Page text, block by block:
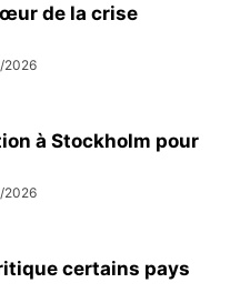
de la crise
2026
à Stockholm pour
2026
certains pays